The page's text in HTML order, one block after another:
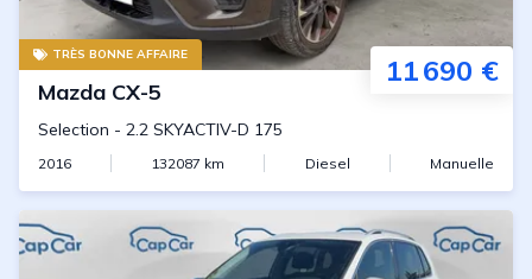
TRÈS BONNE AFFAIRE 11 690 €
Mazda CX-5
Selection - 2.2 SKYACTIV-D 175
2016 132087 km Diesel Manuelle